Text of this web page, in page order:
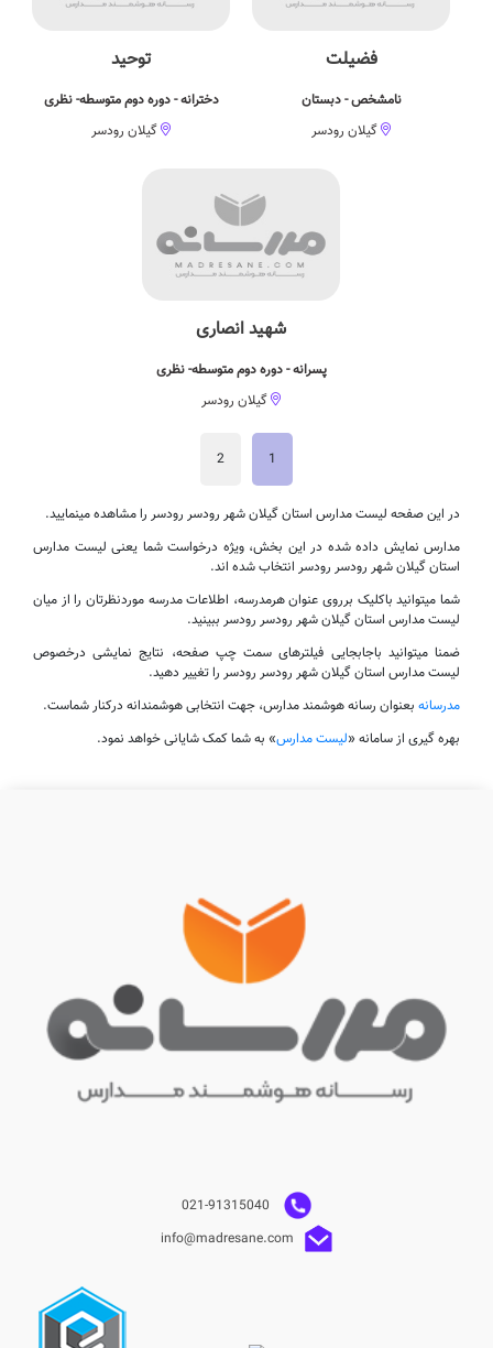
فضیلت
نامشخص - دبستان
گیلان رودسر
توحید
دخترانه - دوره دوم متوسطه- نظری
گیلان رودسر
شهید انصاری
پسرانه - دوره دوم متوسطه- نظری
گیلان رودسر
1
2
در این صفحه لیست مدارس استان گیلان شهر رودسر رودسر را مشاهده مینمایید.
مدارس نمایش داده شده در این بخش، ویژه درخواست شما یعنی لیست مدارس
استان گیلان شهر رودسر رودسر انتخاب شده اند.
شما میتوانید باکلیک برروی عنوان هرمدرسه، اطلاعات مدرسه موردنظرتان را از میان
لیست مدارس استان گیلان شهر رودسر رودسر ببینید.
ضمنا میتوانید باجابجایی فیلترهای سمت چپ صفحه، نتایج نمایشی درخصوص
لیست مدارس استان گیلان شهر رودسر رودسر را تغییر دهید.
مدرسانه بعنوان رسانه هوشمند مدارس، جهت انتخابی هوشمندانه درکنار شماست.
بهره گیری از سامانه «لیست مدارس» به شما کمک شایانی خواهد نمود.
info@madresane.com